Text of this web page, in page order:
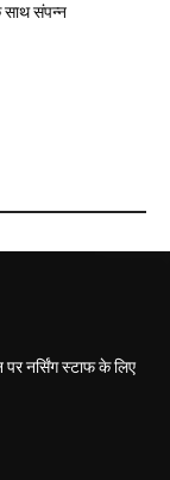
साथ संपन्न
नर्सिंग स्टाफ के लिए